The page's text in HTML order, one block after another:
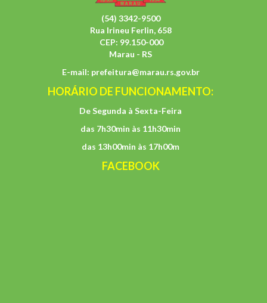
(54) 3342-9500
Rua Irineu Ferlin, 658
CEP: 99.150-000
Marau - RS
E-mail: prefeitura@marau.rs.gov.br
HORÁRIO DE FUNCIONAMENTO:
De Segunda à Sexta-Feira
das 7h30min às 11h30min
das 13h00min às 17h00m
FACEBOOK